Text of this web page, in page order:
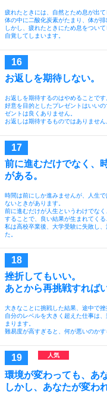
疲れたときには、自然とため息が出て
体の中に二酸化炭素がたまり、体が排
しかし、疲れたときにため息をつい
自覚してしまいます。
お返しを期待しない。
お返しを期待するのはやめることです
好意を目的としたプレゼントはいい
ゼントは良くありません。
お返しは期待するものではありません
前に進むだけでなく、
がある。
時間は前にしか進みませんが、人生
ないときがあります。
前に進むだけが人生というわけでな
することで、良い結果が生まれてくる
私は高校卒業後、大学受験に失敗し
た。
挫折してもいい。
あとから再挑戦すれば
大きなことに挑戦した結果、途中で挫
自分のレベルを大きく超えた仕事は
まります。
難易度が高すぎると、何が悪いのかす
環境が変わっても、あ
しかし、あなたが変わ